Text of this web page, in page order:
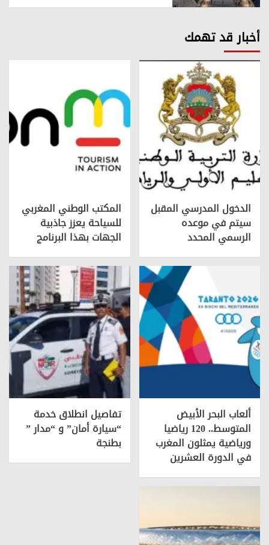
أخبار قد تهمك
الدخول المدرسي المقبل
سیتم في موعده
الرسمي المحدد
المكتب الوطني المغربي
للسياحة يعزز جاذبية
الجهات بهذا البرنامج
ألعاب البحر الأبيض
المتوسط.. 120 رياضيا
ورياضية يمثلون المغرب
في الدورة العشرين
تفاصيل انطلاق خدمة
“سيارة أمان” و “مدار ”
بطنجة